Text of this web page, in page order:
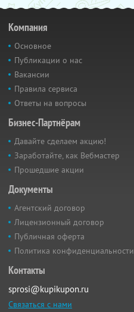
Компания
Основное
Публикации о нас
Вакансии
Правила сервиса
Ответы на вопросы
Бизнес-Партнёрам
Давайте сделаем акцию!
Заработайте, как Вебмастер
Прошедшие акции
Документы
Агентский договор
Лицензионный договор
Публичная оферта
Политика конфиденциальности
Контакты
sprosi@kupikupon.ru
Связаться с нами